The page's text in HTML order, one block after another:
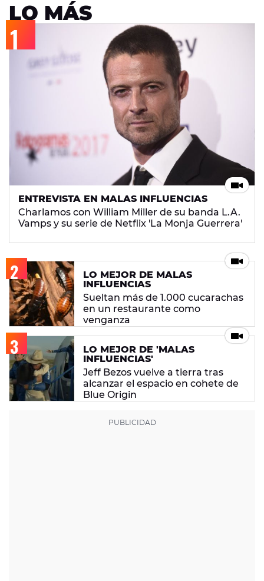
LO MÁS
ENTREVISTA EN MALAS INFLUENCIAS
Charlamos con William Miller de su banda L.A.
Vamps y su serie de Netflix 'La Monja Guerrera'
LO MEJOR DE MALAS
INFLUENCIAS
Sueltan más de 1.000 cucarachas
en un restaurante como
venganza
LO MEJOR DE 'MALAS
INFLUENCIAS'
Jeff Bezos vuelve a tierra tras
alcanzar el espacio en cohete de
Blue Origin